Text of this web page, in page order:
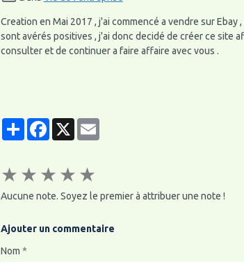
Creation en Mai 2017 , j'ai commencé a vendre sur
sont avérés positives , j'ai donc decidé de créer ce site
consulter et de continuer a faire affaire avec vous .
PartagerFacebook
X Email
★ ★ ★ ★ ★
Aucune note. Soyez le premier à attribuer une note !
Ajouter un commentaire
Nom